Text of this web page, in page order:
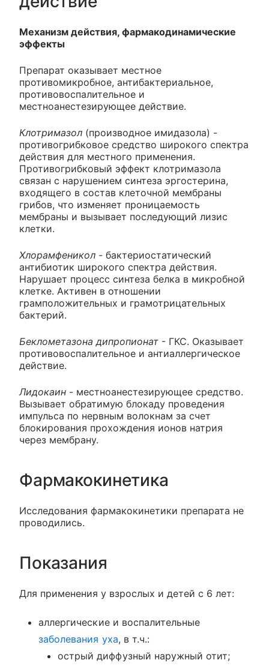
Механизм действия, фармакодинамические
эффекты
Препарат оказывает местное
противомикробное, антибактериальное,
противовоспалительное и
местноанестезирующее действие.
Клотримазол (производное имидазола) -
противогрибковое средство широкого спектра
действия для местного применения.
Противогрибковый эффект клотримазола
связан с нарушением синтеза эргостерина,
входящего в состав клеточной мембраны
грибов, что изменяет проницаемость
мембраны и вызывает последующий лизис
клетки.
Хлорамфеникол - бактериостатический
антибиотик широкого спектра действия.
Нарушает процесс синтеза белка в микробной
клетке. Активен в отношении
грамположительных и грамотрицательных
бактерий.
Беклометазона дипропионат - ГКС. Оказывает
противовоспалительное и антиаллергическое
действие.
Лидокаин - местноанестезирующее средство.
Вызывает обратимую блокаду проведения
импульса по нервным волокнам за счет
блокирования прохождения ионов натрия
через мембрану.
Фармакокинетика
Исследования фармакокинетики препарата не
проводились.
Показания
Для применения у взрослых и детей с 6 лет:
аллергические и воспалительные
заболевания уха, в т.ч.:
острый диффузный наружный отит;